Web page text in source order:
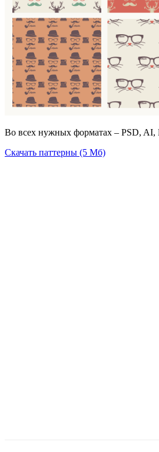
Во всех нужных форматах – PSD, AI,
Скачать паттерны (5 Мб)